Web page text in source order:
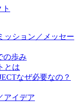
ッション／メッセー
の歩み
とは
なぜ必要なの？
アイデア